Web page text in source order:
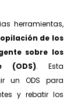
herra­mientas,
de los
sobre los
(ODS). Esta
un ODS para
y rebatir los